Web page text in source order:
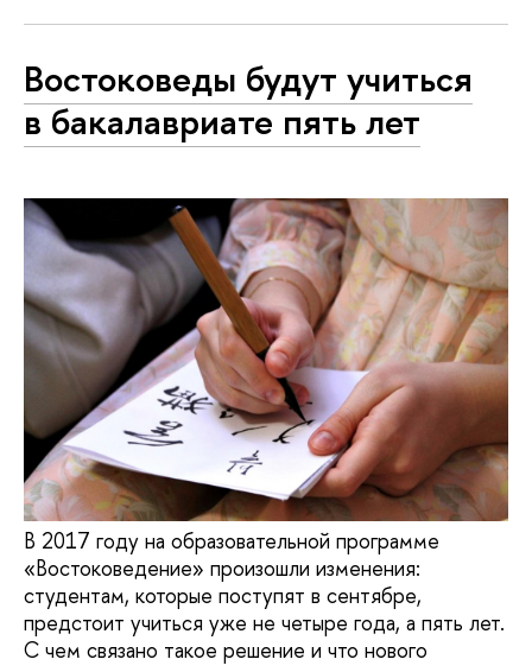
Востоковеды будут учиться
в бакалавриате пять лет
В 2017 году на образовательной программе
«Востоковедение» произошли изменения:
студентам, которые поступят в сентябре,
предстоит учиться уже не четыре года, а пять лет.
С чем связано такое решение и что нового